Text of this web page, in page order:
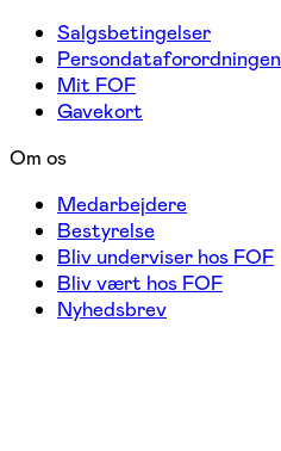
Salgsbetingelser
Persondataforordningen
Mit FOF
Gavekort
Om os
Medarbejdere
Bestyrelse
Bliv underviser hos FOF
Bliv vært hos FOF
Nyhedsbrev